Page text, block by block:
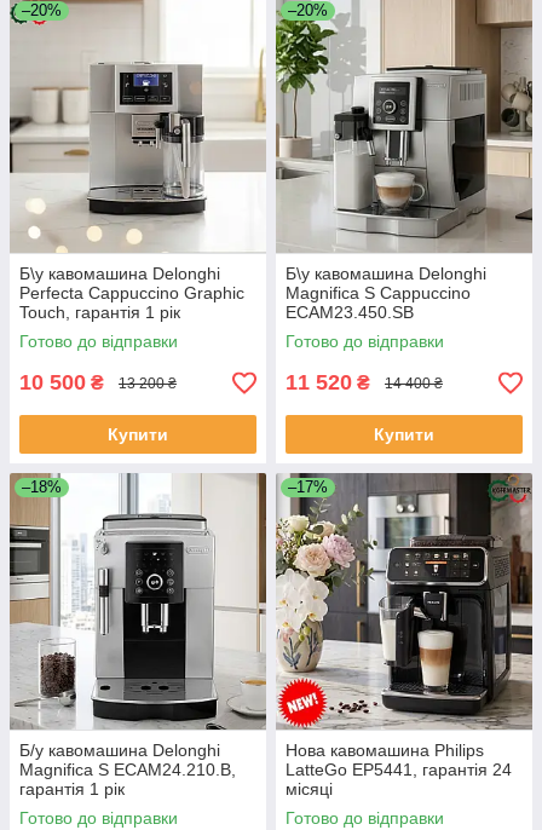
–20%
Б\у кавомашина Delonghi
Perfecta Cappuccino Graphic
Touch, гарантія 1 рік
Готово до відправки
10 500 ₴ 13 200 ₴
Купити
–20%
Б\у кавомашина Delonghi
Magnifica S Cappuccino
ECAM23.450.SB
Готово до відправки
11 520 ₴ 14 400 ₴
Купити
–18%
Б/у кавомашина Delonghi
Magnifica S ECAM24.210.B,
гарантія 1 рік
Готово до відправки
–17%
Нова кавомашина Philips
LatteGo EP5441, гарантія 24
місяці
Готово до відправки